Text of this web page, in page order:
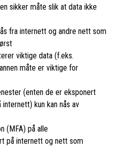
sikker måte slik at data ikke
fra internett og andre nett som
viktige data (f.eks.
måte er viktige for
(enten de er eksponert
kun kan nås av
(MFA) på alle
på internett og nett som